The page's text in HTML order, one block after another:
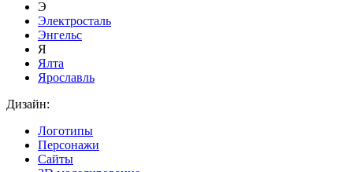
Э
Электросталь
Энгельс
Я
Ялта
Ярославль
Дизайн:
Логотипы
Персонажи
Сайты